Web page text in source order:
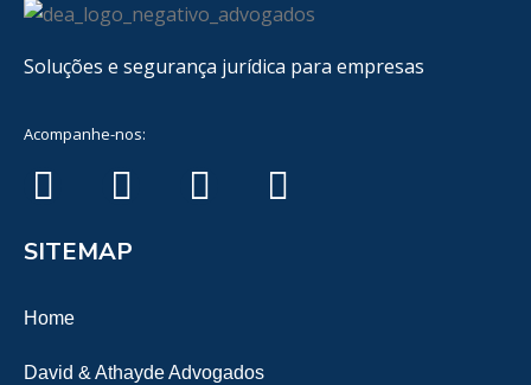
Soluções e segurança jurídica para empresas
Acompanhe-nos:
SITEMAP
Home
David & Athayde Advogados